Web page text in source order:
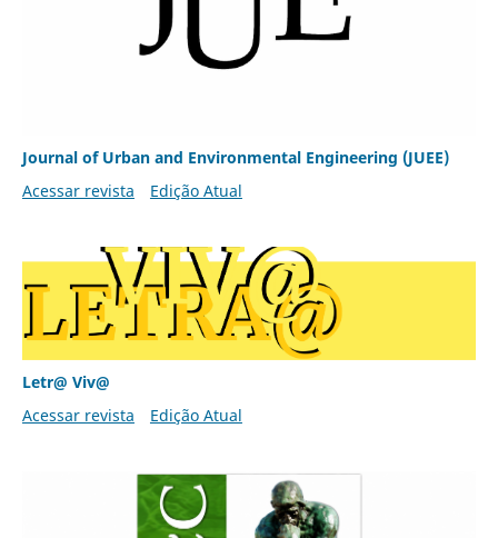
Journal of Urban and Environmental Engineering (JUEE)
Acessar revista
Edição Atual
Letr@ Viv@
Acessar revista
Edição Atual